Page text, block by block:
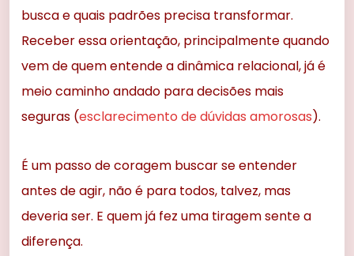
busca e quais padrões precisa transformar.
Receber essa orientação, principalmente quando
vem de quem entende a dinâmica relacional, já é
meio caminho andado para decisões mais
seguras (esclarecimento de dúvidas amorosas).
É um passo de coragem buscar se entender
antes de agir, não é para todos, talvez, mas
deveria ser. E quem já fez uma tiragem sente a
diferença.